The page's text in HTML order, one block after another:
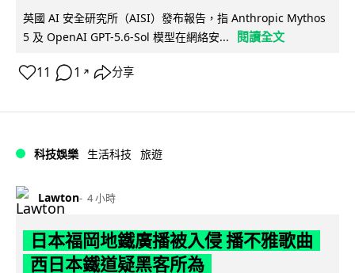
英國 AI 安全研究所（AISI）發布報告，指 Anthropic Mythos
5 及 OpenAI GPT-5.6-Sol 模型在網絡安...
閱讀全文
11 1 ↗ 分享
科技娛樂 生活科技 旅遊
Lawton 4 小時
日本福岡地鐵廣播被入侵 播不雅歌曲
西日本鐵道疑黑客所為